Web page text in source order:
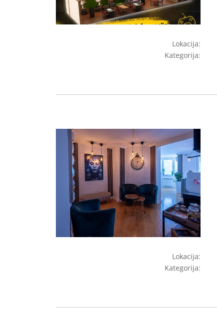
Lokacija:
Kategorija:
Lokacija:
Kategorija: